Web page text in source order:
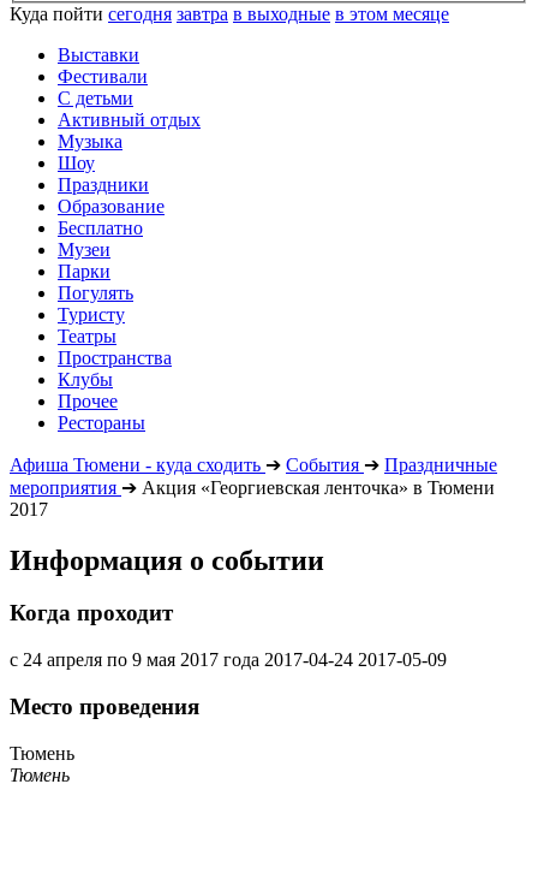
Куда пойти сегодня завтра в выходные в этом месяце
Выставки
Фестивали
С детьми
Активный отдых
Музыка
Шоу
Праздники
Образование
Бесплатно
Музеи
Парки
Погулять
Туристу
Театры
Пространства
Клубы
Прочее
Рестораны
Афиша Тюмени - куда сходить ➔ События ➔ Праздничные
мероприятия ➔ Акция «Георгиевская ленточка» в Тюмени
2017
Информация о событии
Когда проходит
с 24 апреля по 9 мая 2017 года 2017-04-24 2017-05-09
Место проведения
Тюмень
Тюмень